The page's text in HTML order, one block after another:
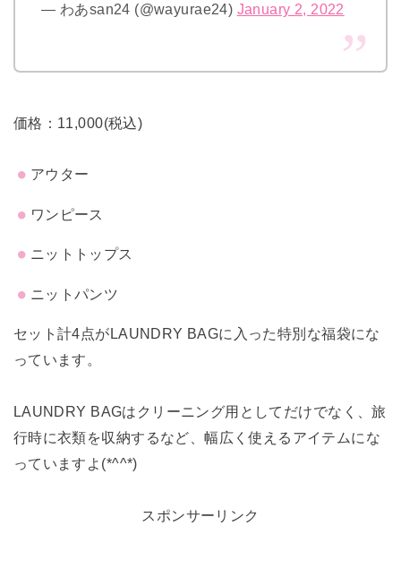
— わあsan24 (@wayurae24) January 2, 2022
価格：11,000(税込)
アウター
ワンピース
ニットトップス
ニットパンツ
セット計4点がLAUNDRY BAGに入った特別な福袋にな
っています。
LAUNDRY BAGはクリーニング用としてだけでなく、旅
行時に衣類を収納するなど、幅広く使えるアイテムにな
っていますよ(*^^*)
スポンサーリンク